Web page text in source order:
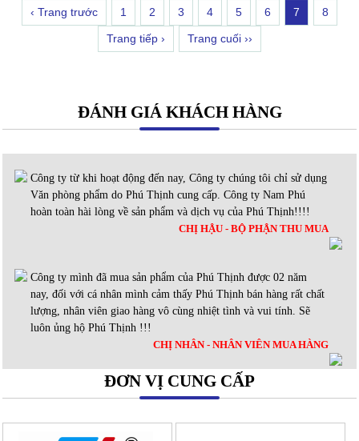
‹ Trang trước 1 2 3 4 5 6 7 8
Trang tiếp › Trang cuối ››
ĐÁNH GIÁ KHÁCH HÀNG
Công ty từ khi hoạt động đến nay, Công ty chúng tôi chỉ sử dụng
Văn phòng phẩm do Phú Thịnh cung cấp. Công ty Nam Phú
hoàn toàn hài lòng về sản phẩm và dịch vụ của Phú Thịnh!!!!
CHỊ HẬU - BỘ PHẬN THU MUA
Công ty mình đã mua sản phẩm của Phú Thịnh được 02 năm
nay, đối với cá nhân mình cảm thấy Phú Thịnh bán hàng rất chất
lượng, nhân viên giao hàng vô cùng nhiệt tình và vui tính. Sẽ
luôn ủng hộ Phú Thịnh !!!
CHỊ NHÂN - NHÂN VIÊN MUA HÀNG
ĐƠN VỊ CUNG CẤP